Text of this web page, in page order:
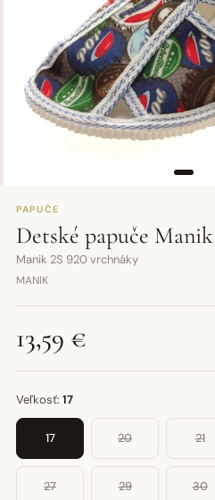
PAPUČE
Detské papuče
Manik 2S 920 vrchnáky
MANIK
13,59 €
Veľkosť: 17
17 20 21
27 29 30